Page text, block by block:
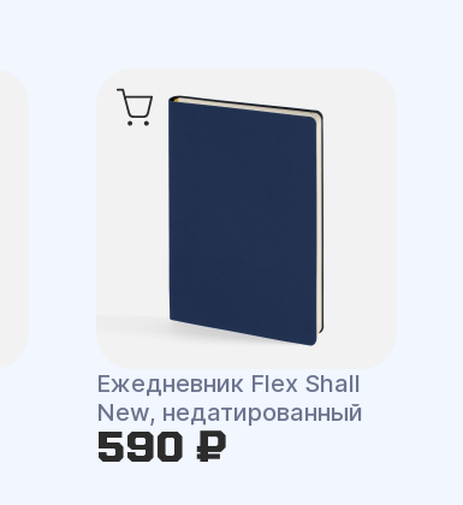
Ежедневник Flex Shall
New, недатированный
590 ₽